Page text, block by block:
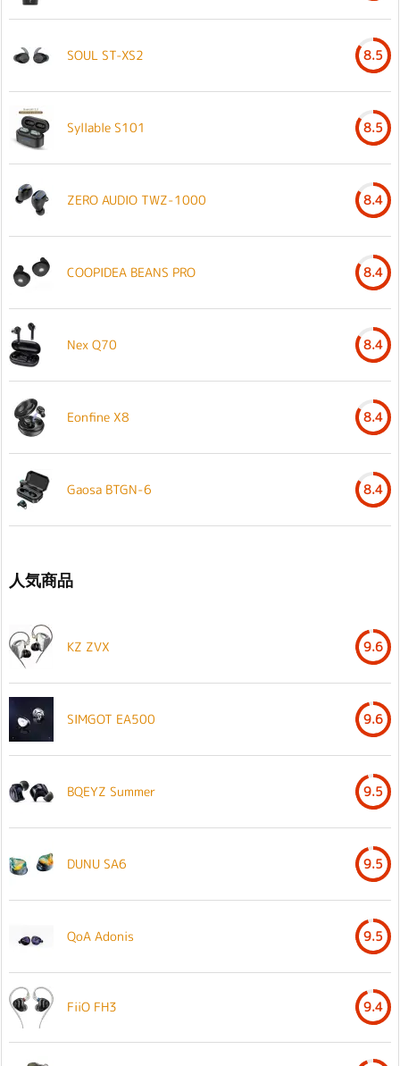
SOUL ST-XS2 8.5
Syllable S101 8.5
ZERO AUDIO TWZ-1000 8.4
COOPIDEA BEANS PRO 8.4
Nex Q70 8.4
Eonfine X8 8.4
Gaosa BTGN-6 8.4
人気商品
KZ ZVX 9.6
SIMGOT EA500 9.6
BQEYZ Summer 9.5
DUNU SA6 9.5
QoA Adonis 9.5
FiiO FH3 9.4